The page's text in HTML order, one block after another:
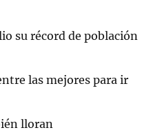
su récord de población
las mejores para ir
lloran